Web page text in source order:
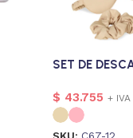
SET DE
$ 43.755 + IVA